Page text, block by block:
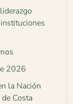
2026
la Nación
Costa